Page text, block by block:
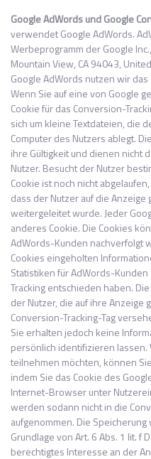
Google AdWords und Google
verwendet Google AdWords.
Werbeprogramm der Google
Mountain View, CA 94043,
Google AdWords nutzen wir
Wenn Sie auf eine von Google
Cookie für das Conversion-
sich um kleine Textdateien, die
Computer des Nutzers ablegt.
ihre Gültigkeit und dienen nicht
Nutzer. Besucht der Nutzer
Cookie ist noch nicht
dass der Nutzer auf die
weitergeleitet wurde. Jeder
anderes Cookie. Die Cookies
AdWords-Kunden nachverfolgt
Cookies eingeholten
Statistiken für AdWords-
Tracking entschieden haben.
der Nutzer, die auf ihre Anzeige
Conversion-Tracking-Tag
Sie erhalten jedoch keine
persönlich identifizieren lassen.
teilnehmen möchten, können
indem Sie das Cookie des
Internet-Browser unter
werden sodann nicht in die
aufgenommen. Die
Grundlage von Art. 6 Abs. 1 lit. f
berechtigtes Interesse an der